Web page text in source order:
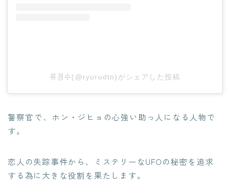
류경수(@ryurudtn)がシェアした投稿
警察官で、 ホン・ジヒョの心強い助っ人になる人物で
す。
恋人の失踪事件から、ミステリーなUFOの秘密を追求
する為に大きな役割を果たします。